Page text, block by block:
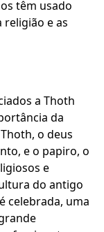
têm usado
e as
a Thoth
da
o deus
e o papiro, o
e
do antigo
celebrada, uma